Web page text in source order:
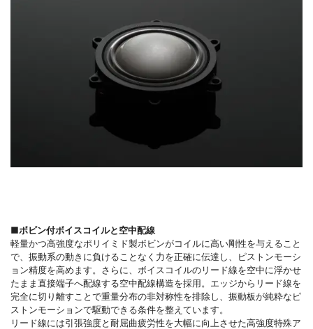
■ボビン付ボイスコイルと空中配線
軽量かつ高強度なポリイミド製ボビンがコイルに高い剛性を与えること
で、振動系の動きに負けることなく力を正確に伝達し、ピストンモーシ
ョン精度を高めます。さらに、ボイスコイルのリード線を空中に浮かせ
たまま直接端子へ配線する空中配線構造を採用。エッジからリード線を
完全に切り離すことで重量分布の非対称性を排除し、振動板が純粋なピ
ストンモーションで駆動できる条件を整えています。
リード線には引張強度と耐屈曲疲労性を大幅に向上させた高強度特殊ア